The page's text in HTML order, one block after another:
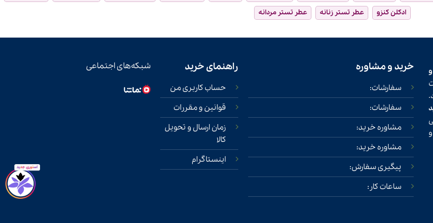
ادکلن کنزو
عطر تستر زنانه عطر تستر مردانه
خرید و مشاوره
سفارشات:
سفارشات:
مشاوره خرید:
مشاوره خرید:
پیگیری سفارش:
ساعات کار:
راهنمای خرید
حساب کاربری من
قوانین و مقررات
زمان ارسال و تحویل
کالا
اینستاگرام
شبکه‌های اجتماعی